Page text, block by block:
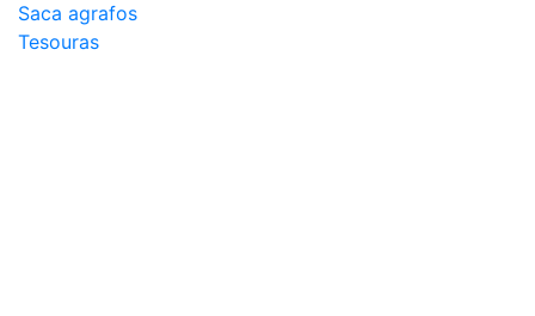
Saca agrafos
Tesouras